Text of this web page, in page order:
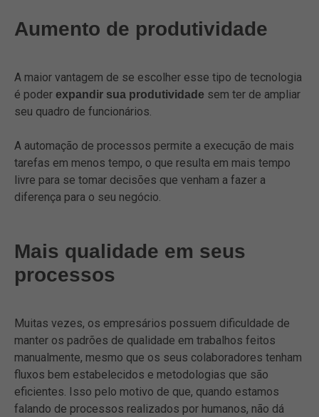
Aumento de produtividade
A maior vantagem de se escolher esse tipo de tecnologia
é poder expandir sua produtividade sem ter de ampliar
seu quadro de funcionários.
A automação de processos permite a execução de mais
tarefas em menos tempo, o que resulta em mais tempo
livre para se tomar decisões que venham a fazer a
diferença para o seu negócio.
Mais qualidade em seus
processos
Muitas vezes, os empresários possuem dificuldade de
manter os padrões de qualidade em trabalhos feitos
manualmente, mesmo que os seus colaboradores tenham
fluxos bem estabelecidos e metodologias que são
eficientes. Isso pelo motivo de que, quando estamos
falando de processos realizados por humanos, não dá